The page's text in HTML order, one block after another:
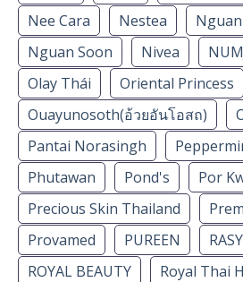
Nee Cara
Nestea
Nguan Soon
Nivea
Olay Thái
Oriental Princess
Ouayunosoth(อ้วยอันโอสถ)
Pantai Norasingh
Phutawan
Pond's
Por
Precious Skin Thailand
Provamed
PUREEN
ROYAL BEAUTY
Royal Thai